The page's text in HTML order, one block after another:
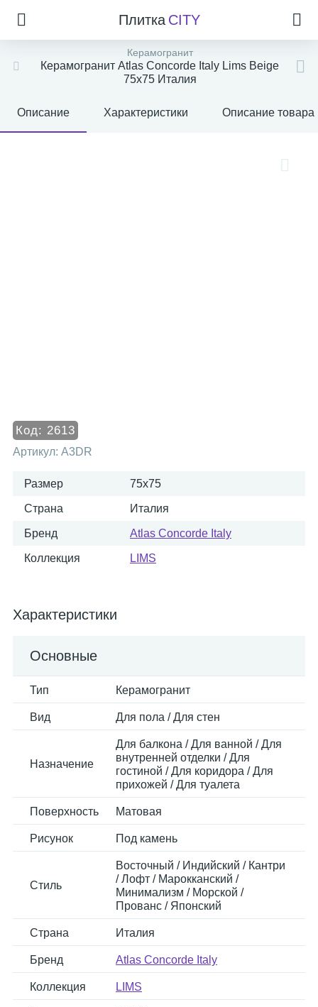
Плитка CITY
Керамогранит
Керамогранит Atlas Concorde Italy Lims Beige
75x75 Италия
Описание Характеристики Описание товара
Код: 2613
Артикул: A3DR
Размер 75x75
Страна Италия
Бренд Atlas Concorde Italy
Коллекция LIMS
Характеристики
Основные
Тип Керамогранит
Вид Для пола / Для стен
Назначение
Для балкона / Для ванной / Для
внутренней отделки / Для
гостиной / Для коридора / Для
прихожей / Для туалета
Поверхность Матовая
Рисунок Под камень
Стиль
Восточный / Индийский / Кантри
/ Лофт / Марокканский /
Минимализм / Морской /
Прованс / Японский
Страна Италия
Бренд Atlas Concorde Italy
Коллекция LIMS